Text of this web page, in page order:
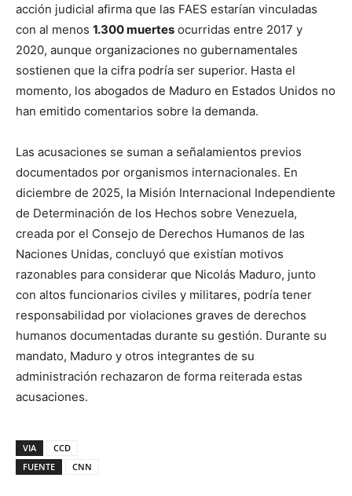
acción judicial afirma que las FAES estarían vinculadas
con al menos 1.300 muertes ocurridas entre 2017 y
2020, aunque organizaciones no gubernamentales
sostienen que la cifra podría ser superior. Hasta el
momento, los abogados de Maduro en Estados Unidos no
han emitido comentarios sobre la demanda.
Las acusaciones se suman a señalamientos previos
documentados por organismos internacionales. En
diciembre de 2025, la Misión Internacional Independiente
de Determinación de los Hechos sobre Venezuela,
creada por el Consejo de Derechos Humanos de las
Naciones Unidas, concluyó que existían motivos
razonables para considerar que Nicolás Maduro, junto
con altos funcionarios civiles y militares, podría tener
responsabilidad por violaciones graves de derechos
humanos documentadas durante su gestión. Durante su
mandato, Maduro y otros integrantes de su
administración rechazaron de forma reiterada estas
acusaciones.
VIA
CCD
FUENTE
CNN